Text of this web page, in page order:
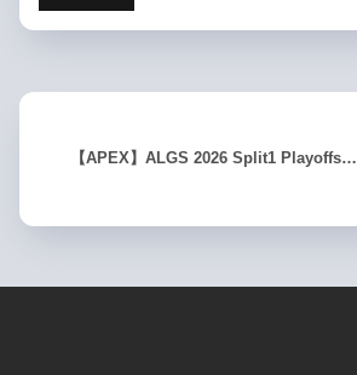
【APEX】ALGS 2026 Split1 Playoffs…